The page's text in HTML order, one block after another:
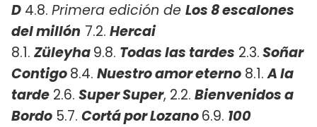
D 4.8. Primera edición de Los 8 escalones
del millón 7.2. Hercai
8.1. Züleyha9.8. Todas las tardes 2.3.Soñar
Contigo8.4. Nuestro amor eterno 8.1.A la
tarde 2.6. Super Super, 2.2. Bienvenidos a
Bordo 5.7. Cortá por Lozano6.9. 100